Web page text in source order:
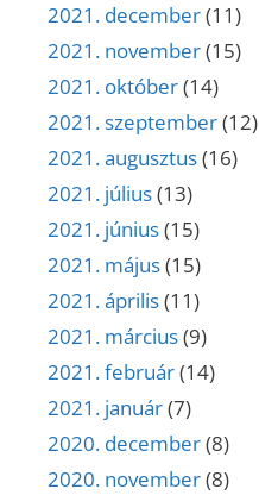
2021. december(11)
2021. november(15)
2021. október(14)
2021. szeptember(12)
2021. augusztus(16)
2021. július(13)
2021. június(15)
2021. május(15)
2021. április(11)
2021. március(9)
2021. február(14)
2021. január(7)
2020. december(8)
2020. november(8)